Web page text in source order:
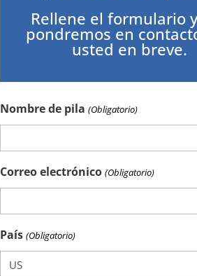
Rellene el formulario
pondremos en
usted en breve.
Nombre de pila (Obligatorio)
Correo electrónico (Obligatorio)
País (Obligatorio)